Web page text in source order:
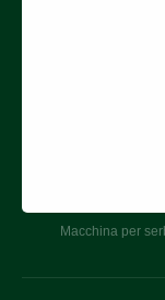
Macchina per